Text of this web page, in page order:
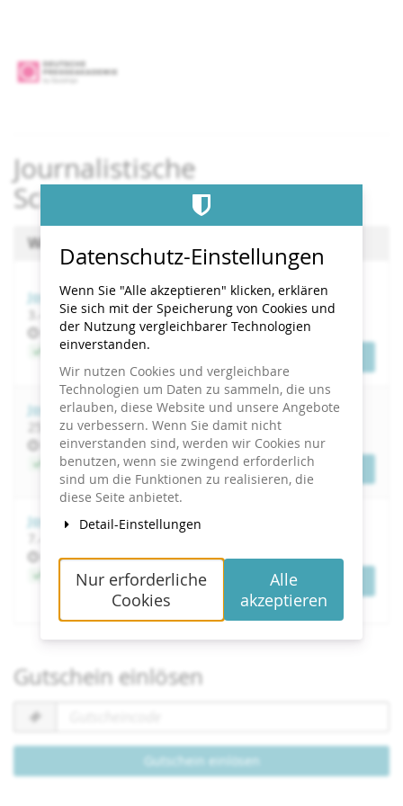
springen
Journalistische
Schreibtechniken
Wählen Sie einen Termin aus
Journalistische Schreibtechniken
3.
bis
4. September 2026
Uhrzeit
09:00
Jetzt buchen
Journalistische Schreibtechniken
25.
bis
26. November 2026
Uhrzeit
09:00
Jetzt buchen Tickets
Journalistische Schreibtechniken
Uhrzeit
09:00
Jetzt buchen Tickets
Gutschein einlösen
Gutscheincode
erforderlich
Gutschein einlösen
Datenschutz-Einstellungen
Wenn Sie "Alle akzeptieren" klicken, erklären
Sie sich mit der Speicherung von Cookies und
der Nutzung vergleichbarer Technologien
einverstanden.
Wir nutzen Cookies und vergleichbare
Technologien um Daten zu sammeln, die uns
erlauben, diese Website und unsere Angebote
zu verbessern. Wenn Sie damit nicht
einverstanden sind, werden wir Cookies nur
benutzen, wenn sie zwingend erforderlich
sind um die Funktionen zu realisieren, die
diese Seite anbietet.
Detail-Einstellungen
Nur erforderliche
Cookies
Alle
akzeptieren